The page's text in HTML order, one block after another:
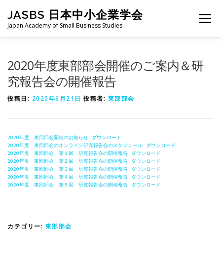
JASBS 日本中小企業学会
Japan Academy of Small Business Studies
メニュー
2020年度東部部会開催のご案内＆研
究報告会の開催報告
投稿日: 2020年6月21日 投稿者: 東部部会
2020年度 東部部会開催のお知らせ
ダウンロード
2020年度 東部部会のオンライン研究報告会のスケジュール
ダウンロード
2020年度 東部部会 第１回 研究報告会の開催報告
ダウンロード
2020年度 東部部会 第２回 研究報告会の開催報告
ダウンロード
2020年度 東部部会 第３回 研究報告会の開催報告
ダウンロード
2020年度 東部部会 第４回 研究報告会の開催報告
ダウンロード
2020年度 東部部会 第５回 研究報告会の開催報告
ダウンロード
カテゴリー: 東部部会